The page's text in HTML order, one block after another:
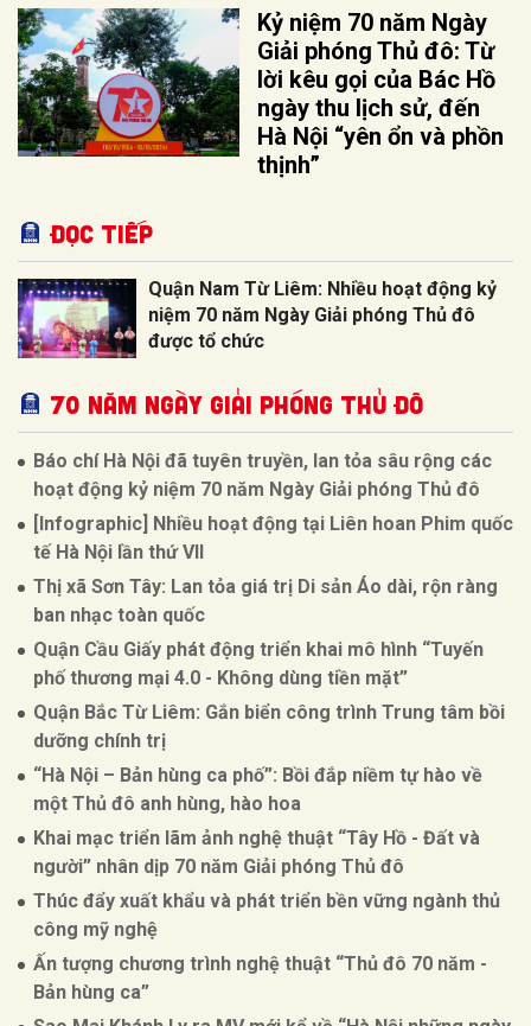
Kỷ niệm 70 năm Ngày
Giải phóng Thủ đô: Từ
lời kêu gọi của Bác Hồ
ngày thu lịch sử, đến
Hà Nội “yên ổn và phồn
thịnh”
Đọc tiếp
Quận Nam Từ Liêm: Nhiều hoạt động kỷ
niệm 70 năm Ngày Giải phóng Thủ đô
được tổ chức
70 NĂM NGÀY GIẢI PHÓNG THỦ ĐÔ
Báo chí Hà Nội đã tuyên truyền, lan tỏa sâu rộng các
hoạt động kỷ niệm 70 năm Ngày Giải phóng Thủ đô
[Infographic] Nhiều hoạt động tại Liên hoan Phim quốc
tế Hà Nội lần thứ VII
Thị xã Sơn Tây: Lan tỏa giá trị Di sản Áo dài, rộn ràng
ban nhạc toàn quốc
Quận Cầu Giấy phát động triển khai mô hình “Tuyến
phố thương mại 4.0 - Không dùng tiền mặt”
Quận Bắc Từ Liêm: Gắn biển công trình Trung tâm bồi
dưỡng chính trị
“Hà Nội – Bản hùng ca phố”: Bồi đắp niềm tự hào về
một Thủ đô anh hùng, hào hoa
Khai mạc triển lãm ảnh nghệ thuật “Tây Hồ - Đất và
người” nhân dịp 70 năm Giải phóng Thủ đô
Thúc đẩy xuất khẩu và phát triển bền vững ngành thủ
công mỹ nghệ
Ấn tượng chương trình nghệ thuật “Thủ đô 70 năm -
Bản hùng ca”